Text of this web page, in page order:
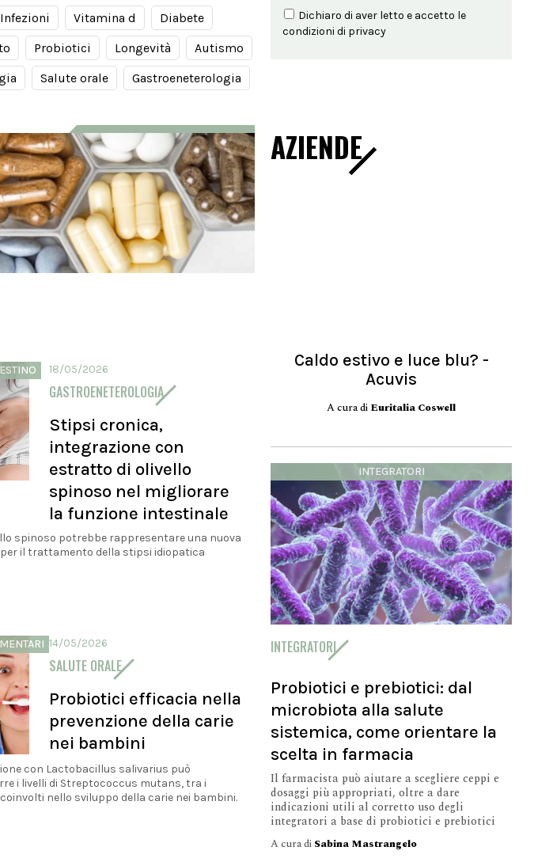
Infezioni Vitamina d
Diabete
Probiotici Longevità
Autismo
Salute orale Gastroeneterologia
18/05/2026
GASTROENETEROLOGIA
Stipsi cronica,
integrazione con
estratto di olivello
spinoso nel migliorare
la funzione intestinale
spinoso potrebbe rappresentare una nuova
il trattamento della stipsi idiopatica
14/05/2026
SALUTE ORALE
Probiotici efficacia nella
prevenzione della carie
nei bambini
con Lactobacillus salivarius può
i livelli di Streptococcus mutans, tra i
nello sviluppo della carie nei bambini.
Dichiaro di aver letto e accetto le
condizioni di privacy
AZIENDE
Caldo estivo e luce blu? -
Acuvis
A cura di Euritalia Coswell
INTEGRATORI
INTEGRATORI
Probiotici e prebiotici: dal
microbiota alla salute
sistemica, come orientare la
scelta in farmacia
Il farmacista può aiutare a scegliere ceppi e
dosaggi più appropriati, oltre a dare
indicazioni utili al corretto uso degli
integratori a base di probiotici e prebiotici
A cura di Sabina Mastrangelo